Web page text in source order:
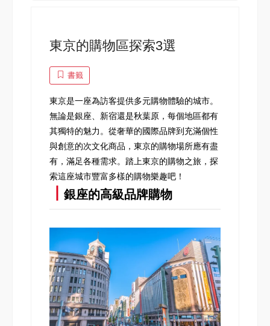
東京的購物區探索3選
書籤
東京是一座為訪客提供多元購物體驗的城市。
無論是銀座、新宿還是秋葉原，每個地區都有
其獨特的魅力。從奢華的國際品牌到充滿個性
與創意的次文化商品，東京的購物場所應有盡
有，滿足各種需求。踏上東京的購物之旅，探
索這座城市豐富多樣的購物樂趣吧！
銀座的高級品牌購物